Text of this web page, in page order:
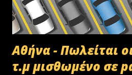
group.com www.athina-
www.greekrealestate.gr www.b...
Αθήνα - Πωλείται
τ.μ μισθωμένο σε